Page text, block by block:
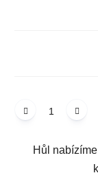
Hůl